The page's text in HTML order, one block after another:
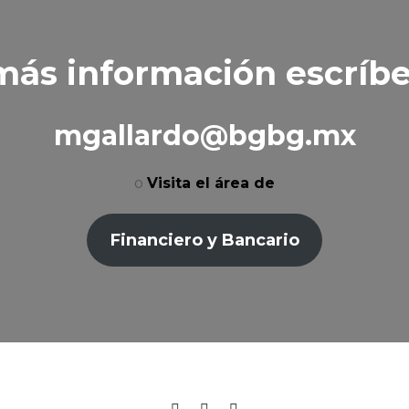
información
mgallardo@bgbg.mx
o Visita el área de
Financiero y Bancario